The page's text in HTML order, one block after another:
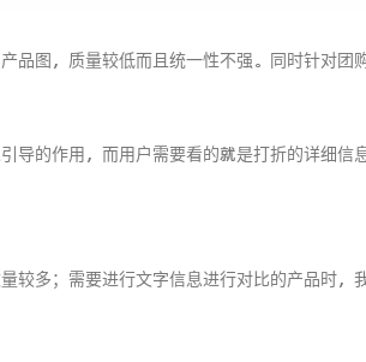
品图，质量较低而且统一性不强。同时针对
导的作用，而用户需要看的就是打折的详细信
较多；需要进行文字信息进行对比的产品时，